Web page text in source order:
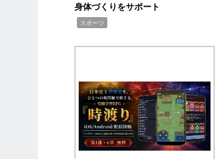
身体づくりをサポート
スポーツ